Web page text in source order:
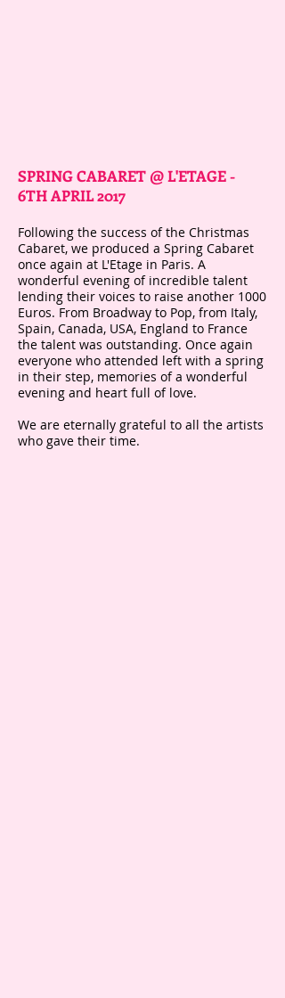
SPRING CABARET @ L'ETAGE -
6TH APRIL 2017
Following the success of the Christmas
Cabaret, we produced a Spring Cabaret
once again at L'Etage in Paris. A
wonderful evening of incredible talent
lending their voices to raise another 1000
Euros. From Broadway to Pop, from Italy,
Spain, Canada, USA, England to France
the talent was outstanding. Once again
everyone who attended left with a spring
in their step, memories of a wonderful
evening and heart full of love.
We are eternally grateful to all the artists
who gave their time.